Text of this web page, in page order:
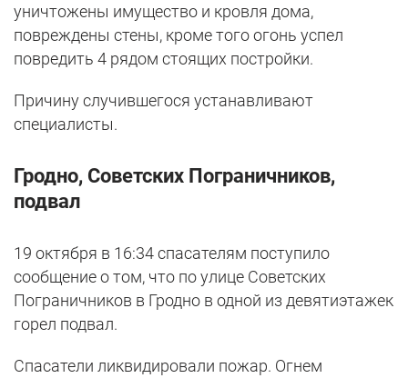
уничтожены имущество и кровля дома,
повреждены стены, кроме того огонь успел
повредить 4 рядом стоящих постройки.
Причину случившегося устанавливают
специалисты.
Гродно, Советских Пограничников,
подвал
19 октября в 16:34 спасателям поступило
сообщение о том, что по улице Советских
Пограничников в Гродно в одной из девятиэтажек
горел подвал.
Спасатели ликвидировали пожар. Огнем